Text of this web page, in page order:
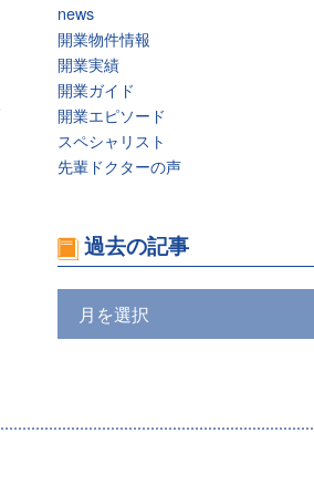
news
開業物件情報
開業実績
開業ガイド
開業エピソード
スペシャリスト
先輩ドクターの声
過去の記事